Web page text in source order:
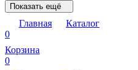
Показать ещё
Главная
Каталог
0
Корзина
0